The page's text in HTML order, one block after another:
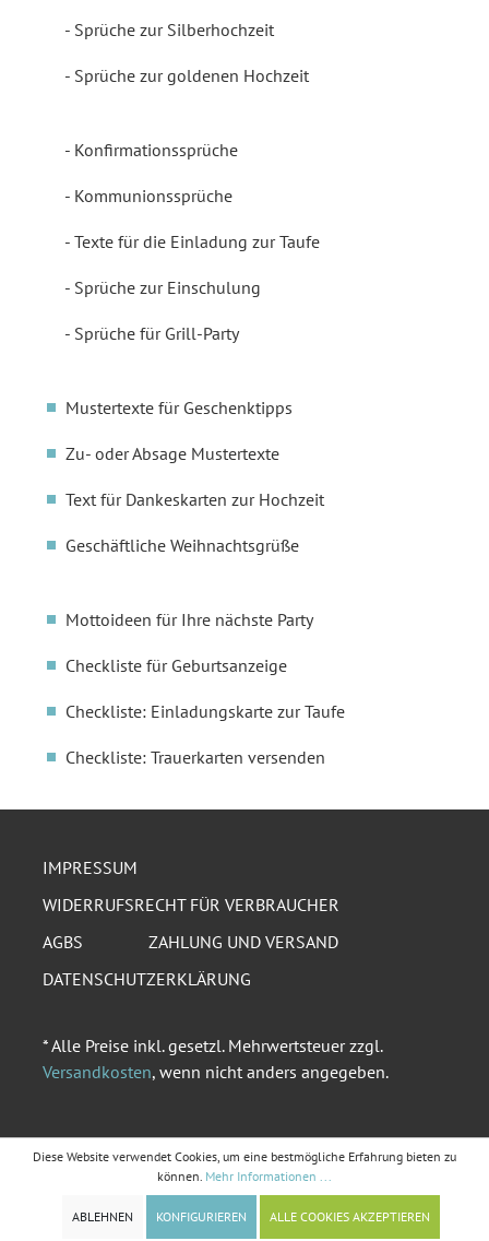
Sprüche zur Silberhochzeit
Sprüche zur goldenen Hochzeit
Konfirmationssprüche
Kommunionssprüche
Texte für die Einladung zur Taufe
Sprüche zur Einschulung
Sprüche für Grill-Party
Mustertexte für Geschenktipps
Zu- oder Absage Mustertexte
Text für Dankeskarten zur Hochzeit
Geschäftliche Weihnachtsgrüße
Mottoideen für Ihre nächste Party
Checkliste für Geburtsanzeige
Checkliste: Einladungskarte zur Taufe
Checkliste: Trauerkarten versenden
IMPRESSUM
WIDERRUFSRECHT FÜR VERBRAUCHER
AGBS
ZAHLUNG UND VERSAND
DATENSCHUTZERKLÄRUNG
* Alle Preise inkl. gesetzl. Mehrwertsteuer zzgl.
Versandkosten, wenn nicht anders angegeben.
Diese Website verwendet Cookies, um eine bestmögliche Erfahrung bieten zu
können. Mehr Informationen ...
ABLEHNEN KONFIGURIEREN ALLE COOKIES AKZEPTIEREN